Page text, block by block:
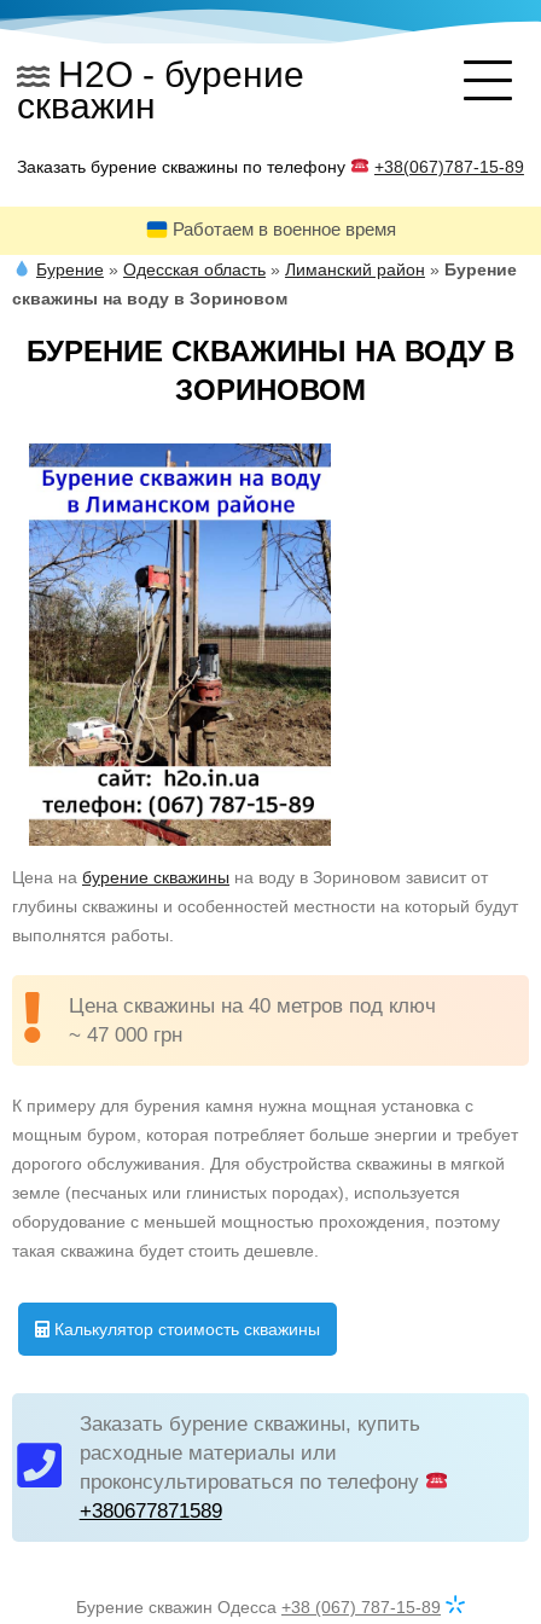
content H2O - бурение
скважин
Заказать бурение скважины по телефону +38(067)787-15-89
Работаем в военное время
Бурение» Одесская область» Лиманский район » Бурение
скважины на воду в Зориновом
БУРЕНИЕ СКВАЖИНЫ НА ВОДУ В
ЗОРИНОВОМ
Цена на бурение скважины на воду в Зориновом зависит от
глубины скважины и особенностей местности на который будут
выполнятся работы.
Цена скважины на 40 метров под ключ
~ 47 000 грн
К примеру для бурения камня нужна мощная установка с
мощным буром, которая потребляет больше энергии и требует
дорогого обслуживания. Для обустройства скважины в мягкой
земле (песчаных или глинистых породах), используется
оборудование с меньшей мощностью прохождения, поэтому
такая скважина будет стоить дешевле.
Калькулятор стоимость скважины
Заказать бурение скважины, купить
расходные материалы или
проконсультироваться по телефону
+380677871589
Бурение скважин Одесса +38 (067) 787-15-89